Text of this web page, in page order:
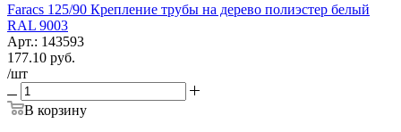
Faracs 125/90 Крепление трубы на дерево полиэстер белый
RAL 9003
Арт.: 143593
177.10 руб.
/шт
В корзину